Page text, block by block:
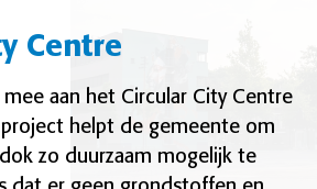
Centre
aan het Circular City Centre
helpt de gemeente om
zo duurzaam mogelijk te